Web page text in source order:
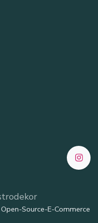
Open-Source-E-Commerce